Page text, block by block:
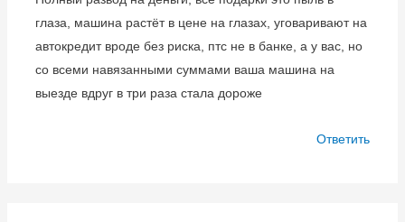
глаза, машина растёт в цене на глазах, уговаривают на
автокредит вроде без риска, птс не в банке, а у вас, но
со всеми навязанными суммами ваша машина на
выезде вдруг в три раза стала дороже
Ответить